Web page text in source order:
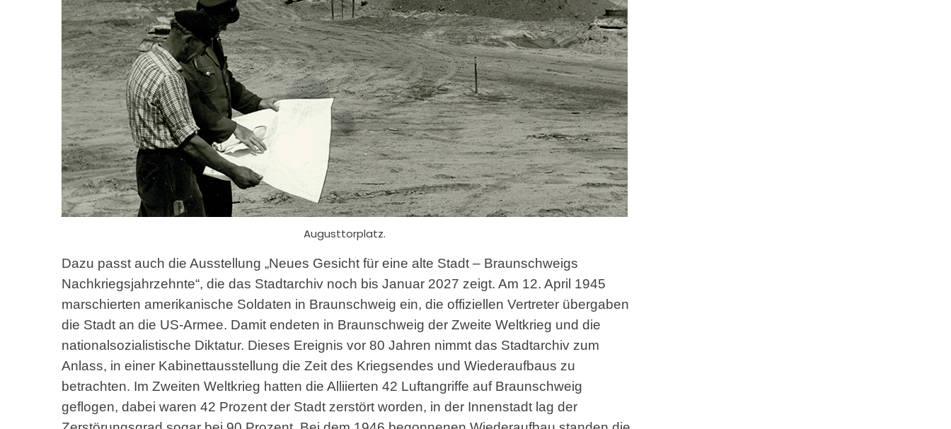
Augusttorplatz.
Dazu passt auch die Ausstellung „Neues Gesicht für eine alte Stadt – Braunschweigs
Nachkriegsjahrzehnte“, die das Stadtarchiv noch bis Januar 2027 zeigt. Am 12. April 1945
marschierten amerikanische Soldaten in Braunschweig ein, die offiziellen Vertreter übergaben
die Stadt an die US-Armee. Damit endeten in Braunschweig der Zweite Weltkrieg und die
nationalsozialistische Diktatur. Dieses Ereignis vor 80 Jahren nimmt das Stadtarchiv zum
Anlass, in einer Kabinettausstellung die Zeit des Kriegsendes und Wiederaufbaus zu
betrachten. Im Zweiten Weltkrieg hatten die Alliierten 42 Luftangriffe auf Braunschweig
geflogen, dabei waren 42 Prozent der Stadt zerstört worden, in der Innenstadt lag der